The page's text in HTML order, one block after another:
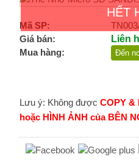
HẾT
Mã SP:
Giá bán:
Liên
Mua hàng:
Đến
Lưu ý: Không được COPY &
hoặc HÌNH ẢNH của BÊN